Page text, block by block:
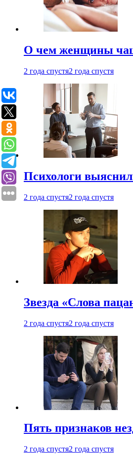
О чем женщины
2 года спустя2 года спустя
Психологи
2 года спустя2 года спустя
Звезда «Слова
2 года спустя2 года спустя
Пять признаков
2 года спустя2 года спустя